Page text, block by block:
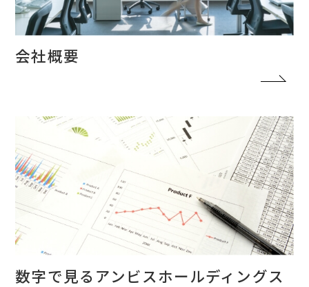
会社概要
数字で見るアンビスホールディングス